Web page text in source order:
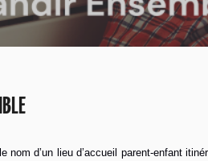
nom d’un lieu d’accueil parent-enfant